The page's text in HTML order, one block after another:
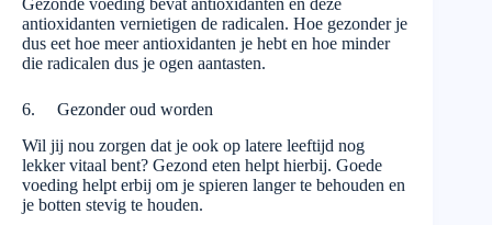
antioxidanten vernietigen de radicalen. Hoe gezonder je
dus eet hoe meer antioxidanten je hebt en hoe minder
die radicalen dus je ogen aantasten.
6. Gezonder oud worden
Wil jij nou zorgen dat je ook op latere leeftijd nog
lekker vitaal bent? Gezond eten helpt hierbij. Goede
voeding helpt erbij om je spieren langer te behouden en
je botten stevig te houden.